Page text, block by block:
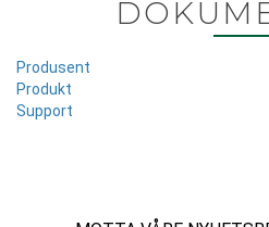
Produsent
Produkt
Support